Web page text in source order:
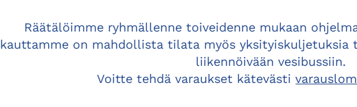
Räätälöimme ryhmällenne toiveidenne mukaan
kauttamme on mahdollista tilata myös yksityiskuljetuksia
liikennöivään vesibussiin.
Voitte tehdä varaukset kätevästi